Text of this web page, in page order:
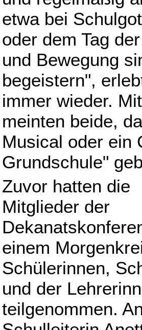
etwa bei
oder dem Tag
und Bewegung
begeistern",
immer wieder.
meinten beide,
Musical oder ein
Grundschule"
Zuvor hatten die
Mitglieder der
einem
Schülerinnen,
und der
teilgenommen.